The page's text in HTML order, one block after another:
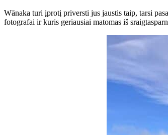
Wānaka turi įprotį priversti jus jaustis taip, tarsi
fotografai ir kuris geriausiai matomas iš